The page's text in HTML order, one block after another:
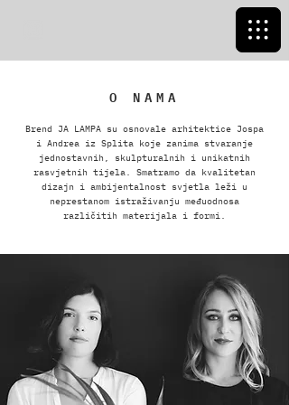
O NAMA
Brend JA LAMPA su osnovale arhitektice Jospa
i Andrea iz Splita koje zanima stvaranje
jednostavnih, skulpturalnih i unikatnih
rasvjetnih tijela. Smatramo da kvalitetan
dizajn i ambijentalnost svjetla leži u
neprestanom istraživanju međuodnosa
različitih materijala i formi.